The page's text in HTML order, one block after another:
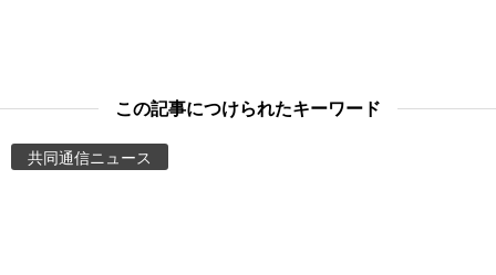
People
この記事につけられたキーワード
共同通信ニュース